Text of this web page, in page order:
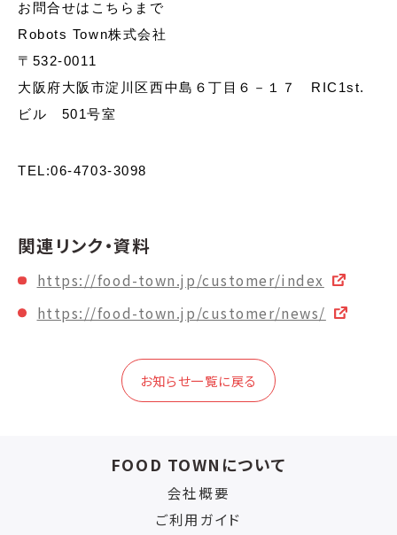
お問合せはこちらまで
Robots Town株式会社
〒532-0011
大阪府大阪市淀川区西中島６丁目６－１７ RIC1st.
ビル 501号室
TEL:06-4703-3098
関連リンク・資料
https://food-town.jp/customer/index
https://food-town.jp/customer/news/
お知らせ一覧に戻る
FOOD TOWNについて
会社概要
ご利用ガイド